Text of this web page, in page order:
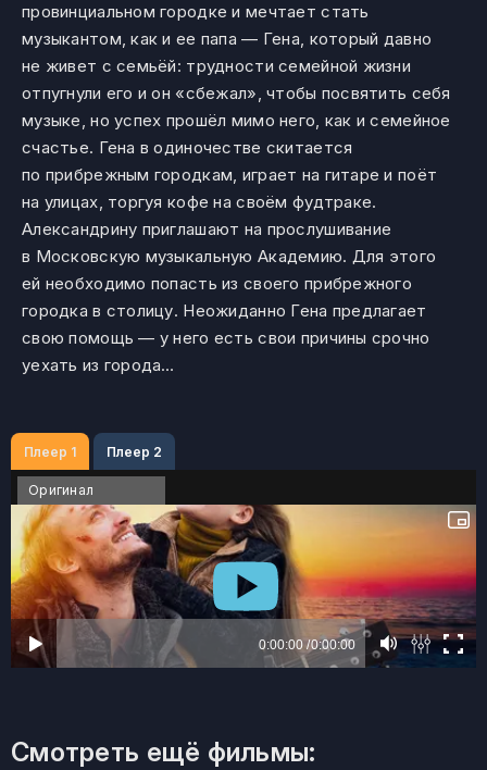
провинциальном городке и мечтает стать
музыкантом, как и ее папа — Гена, который давно
не живет с семьёй: трудности семейной жизни
отпугнули его и он «сбежал», чтобы посвятить себя
музыке, но успех прошёл мимо него, как и семейное
счастье. Гена в одиночестве скитается
по прибрежным городкам, играет на гитаре и поёт
на улицах, торгуя кофе на своём фудтраке.
Александрину приглашают на прослушивание
в Московскую музыкальную Академию. Для этого
ей необходимо попасть из своего прибрежного
городка в столицу. Неожиданно Гена предлагает
свою помощь — у него есть свои причины срочно
уехать из города…
Плеер 1 Плеер 2
Оригинал
Смотреть ещё фильмы: